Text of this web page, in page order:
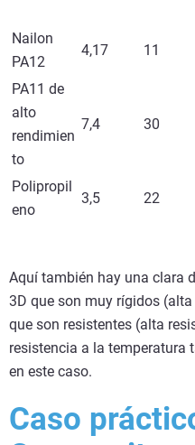
Nailon
PA12
4,17 11
PA11 de
alto
rendimien
to
7,4 30
Polipropil
eno
3,5 22
Aquí también hay una clara
3D que son muy rígidos
que son resistentes (alta
resistencia a la temperatura
en este caso.
Caso